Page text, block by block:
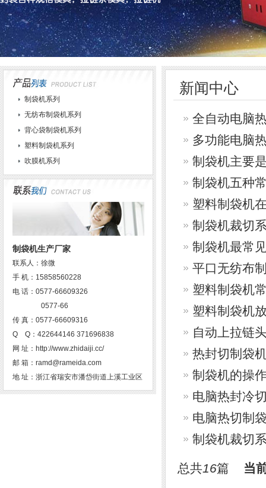
新闻中心
全自动电脑
多功能电脑
制袋机主要
制袋机五种
塑料制袋机
制袋机裁切
制袋机最常
平口无纺布
塑料制袋机
塑料制袋机
自动上拉链
热封切制袋
制袋机的操
电脑热封冷
电脑热切制
制袋机裁切
总共16篇 当
制袋机系列
无纺布制袋机系列
背心袋制袋机系列
塑料制袋机系列
吹膜机系列
制袋机生产厂家
联系人：徐微
手 机：15858560228
电 话：0577-66609326
0577-66
传 真：0577-66609316
Q Q：422644146 371696838
网 址：http://www.zhidaiji.cc/
邮 箱：ramd@rameida.com
地 址：浙江省瑞安市潘岱街道上溪工业区